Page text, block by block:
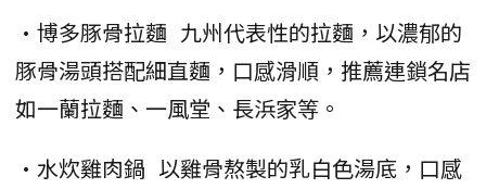
•博多豚骨拉麵 九州代表性的拉麵，以濃郁的
豚骨湯頭搭配細直麵，口感滑順，推薦連鎖名店
如一蘭拉麵、一風堂、長浜家等。
•水炊雞肉鍋 以雞骨熬製的乳白色湯底，口感